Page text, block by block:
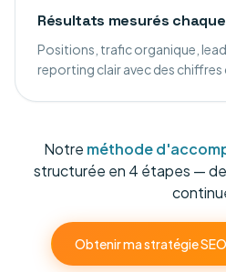
Résultats mesurés
Positions, trafic organique,
reporting clair avec des chiffres
Notre méthode
structurée en 4 étapes —
Obtenir ma stratégie